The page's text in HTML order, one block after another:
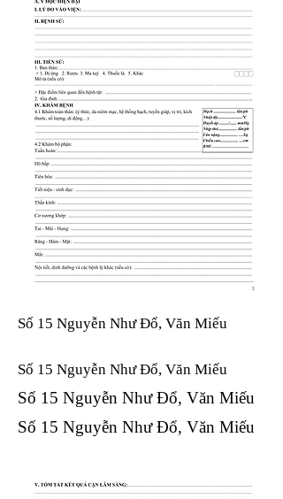
Số 15 Nguyễn Như Đổ, Văn Miếu
Số 15 Nguyễn Như Đổ, Văn Miếu​​​​
Số 15 Nguyễn Như Đổ, Văn Miếu​​​​
Số 15 Nguyễn Như Đổ, Văn Miếu​​​​